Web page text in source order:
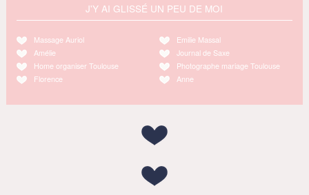
J'Y AI GLISSÉ UN PEU DE MOI
Massage Auriol
Amélie
Home organiser Toulouse
Florence
Emilie Massal
Journal de Saxe
Photographe mariage Toulouse
Anne